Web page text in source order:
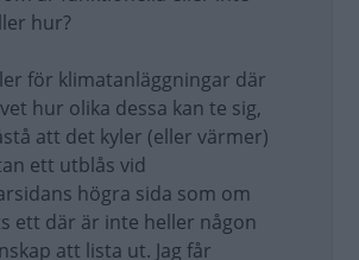
hur?
för klimatanläggningar där
hur olika dessa kan te sig,
att det kyler (eller värmer)
ett utblås vid
högra sida som om
ett där är inte heller någon
att lista ut. Jag får